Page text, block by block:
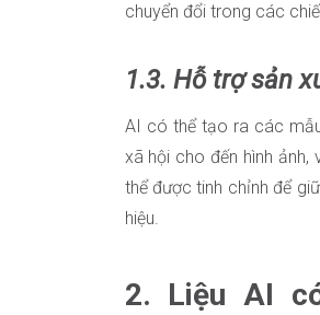
chuyển đổi trong các
1.3. Hỗ trợ sản
AI có thể tạo ra các
xã hội cho đến hình
thể được tinh chỉnh để
hiệu.
2. Liệu AI